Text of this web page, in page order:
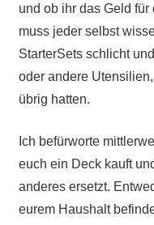
und ob ihr das Geld
muss jeder selbst
StarterSets schlicht
oder andere
übrig hatten.
Ich befürworte
euch ein Deck kauft
anderes ersetzt.
eurem Haushalt